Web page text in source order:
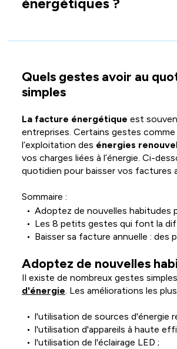
Quels gestes avoir au
simples
La facture énergétique est
entreprises. Certains gestes comme
l’exploitation des énergies
vos charges liées à l’énergie. Ci-
quotidien pour baisser vos factures
Sommaire :
Adoptez de nouvelles habitudes
Les 8 petits gestes qui font la
Baisser sa facture annuelle :
Adoptez de nouvelles
Il existe de nombreux gestes
d'énergie. Les améliorations les
l'utilisation de sources d'énergie
l'utilisation d'appareils à haute
l'utilisation de l'éclairage LED ;